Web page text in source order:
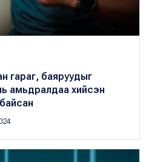
гараг, баяруудыг
амьдралдаа хийсэн